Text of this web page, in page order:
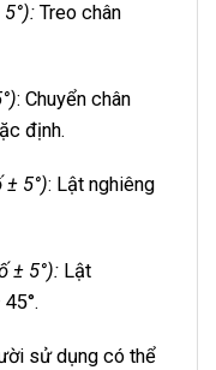
5°):Treo chân
: Chuyển chân
định.
± 5°): Lật nghiêng
± 5°): Lật
sử dụng có thể